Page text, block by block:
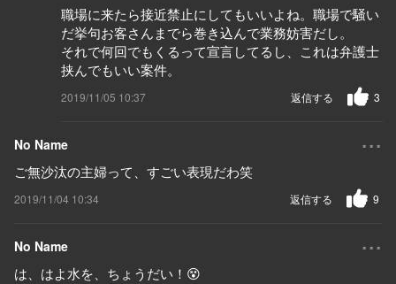
職場に来たら接近禁止にしてもいいよね。職場で騒い
だ挙句お客さんまでら巻き込んで業務妨害だし。
それで何回でもくるって宣言してるし、これは弁護士
挟んでもいい案件。
2019/11/05 10:37 3
返信する
No Name ...
ご無沙汰の主婦って、すごい表現だわ笑
2019/11/04 10:34 9
返信する
No Name ...
は、はよ水を、ちょうだい！😵